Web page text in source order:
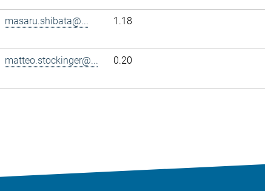
masaru.shibata@... 1.18
matteo.stockinger@... 0.20